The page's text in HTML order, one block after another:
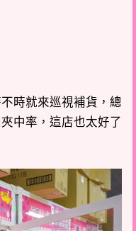
時就來巡視補貨，總
中率，這店也太好了